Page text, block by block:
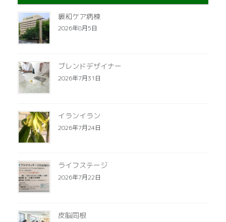
緩和ケア病棟
2026年8月5日
ブレンドデザイナー
2026年7月31日
イランイラン
2026年7月24日
ライフステージ
2026年7月22日
皮脳同根